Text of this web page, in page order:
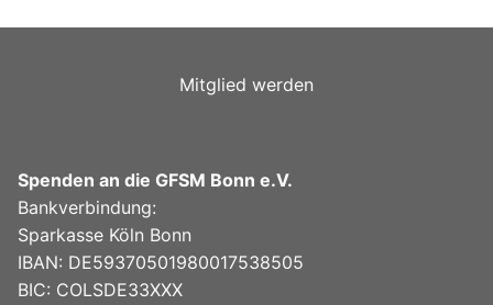
Mitglied werden
Spenden an die GFSM Bonn e.V.
Bankverbindung:
Sparkasse Köln Bonn
IBAN: DE59370501980017538505
BIC: COLSDE33XXX